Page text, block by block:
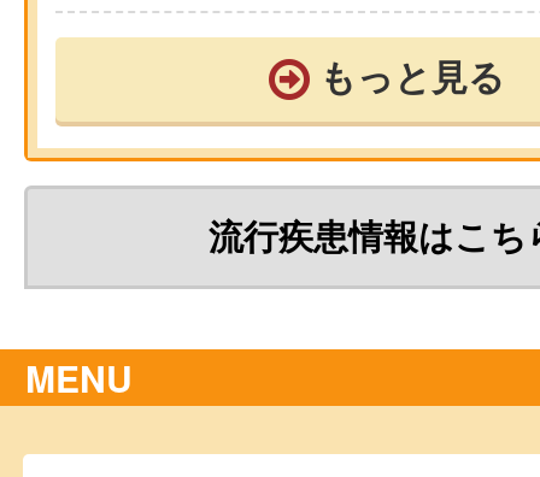
もっと見る
流行疾患情報はこち
MENU